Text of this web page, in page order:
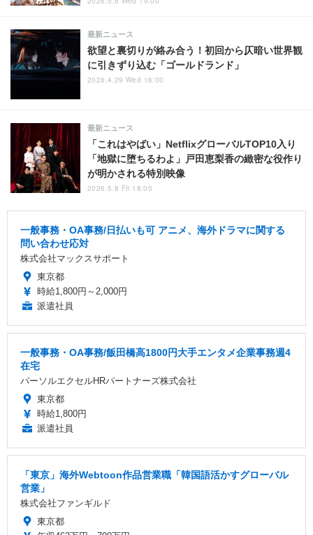
欲望と裏切りが絡み合う！初回から仄暗い世界観
に引きずり込む「ゴールドランド」
最新ニュース
2026.4.29 Wed 16:00
「これはやばい」NetflixグローバルTOP10入り
「地獄に堕ちるわよ」戸田恵梨香の緻密な役作り
が明かされる特別映像
最新ニュース
2026.5.8 Fri 18:00
一般事務・OA事務/日払いも可 アニメ、海外ドラマに関する
問い合わせ応対
株式会社マックスサポート
東京都
時給1,800円～2,000円
派遣社員
一般事務・OA事務/飯田橋高1800円大手エンタメ企業事務週4
在宅
パーソルエクセルHRパートナーズ株式会社
東京都
時給1,800円
派遣社員
「東京」海外Webtoon作品営業職「韓国語活かすグローバル
営業」
株式会社ファンギルド
東京都